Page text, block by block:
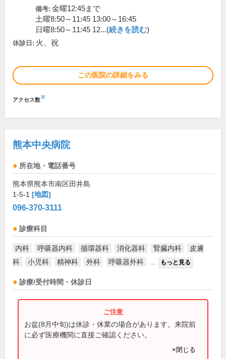
備考: 金曜12:45まで
土曜8:50～11:45 13:00～16:45
日曜8:50～11:45 12...(続きを読む)
休診日: 火、祝
この医院の詳細をみる
アクセス数※
熊本中央病院
所在地・電話番号
熊本県熊本市南区田井島
1-5-1 [地図]
096-370-3111
診療科目
内科 呼吸器内科 循環器科 消化器科 腎臓内科
皮膚
科
小児科 精神科 外科 呼吸器外科 もっと見る
診療/受付時間・休診日
お盆(8月中旬)は休診・休業の場合があります。来院前
に必ず医療機関に直接ご確認ください。
×閉じる